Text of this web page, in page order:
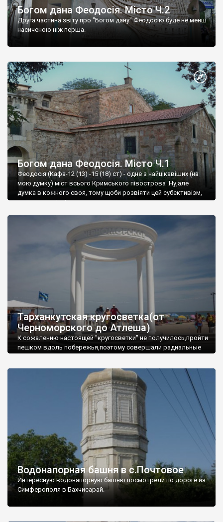
Богом дана Феодосія. Місто Ч.2
Друга частина звіту про "Богом дану" Феодосію буде не менш
насиченою ніж перша.
Богом дана Феодосія. Місто Ч.1
Феодосія (Кафа-12 (13) -15 (18) ст) - одне з найцікавіших (на
мою думку) міст всього Кримського півострова .Ну,але
думка в кожного своя, тому щоби розвіяти цей субєктивізм,
запрошую відвідати це
Тарханкутская кругосветка(от
Черноморского до Атлеша)
К сожалению настоящей "кругосветки" не получилось,пройти
пешком вдоль побережья,поэтому совершали радиальные
Водонапорная башня в с.Почтовое
Интересную водонапорную башню посмотрели по дороге из
Симферополя в Бахчисарай.